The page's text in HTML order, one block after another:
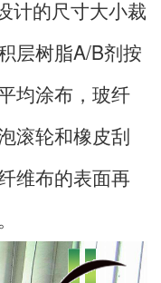
计的尺寸大小裁
层树脂A/B剂按
均涂布，玻纤
滚轮和橡皮刮
维布的表面再